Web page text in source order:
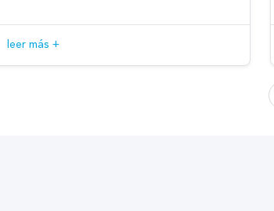
leer más +